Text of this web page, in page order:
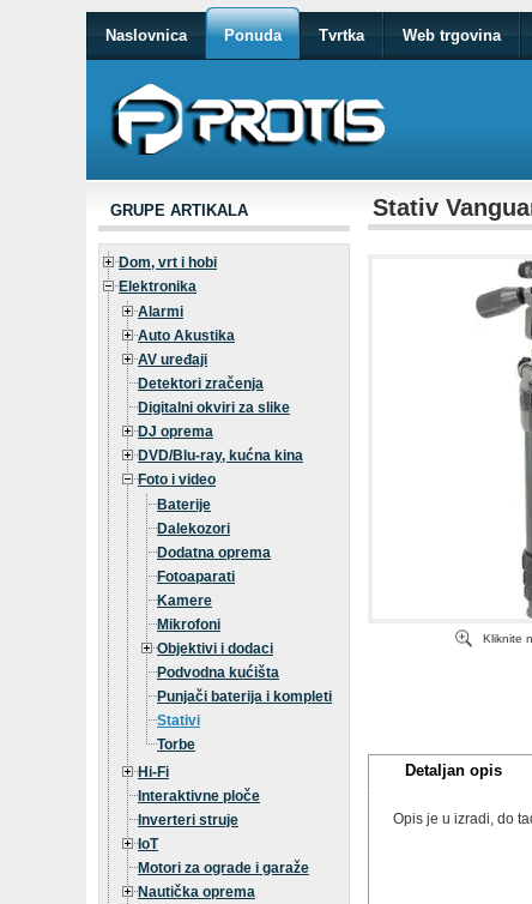
Naslovnica Ponuda Tvrtka Web trgovina
GRUPE ARTIKALA
Dom, vrt i hobi
Elektronika
Alarmi
Auto Akustika
AV uređaji
Detektori zračenja
Digitalni okviri za slike
DJ oprema
DVD/Blu-ray, kućna kina
Foto i video
Baterije
Dalekozori
Dodatna oprema
Fotoaparati
Kamere
Mikrofoni
Objektivi i dodaci
Podvodna kućišta
Punjači baterija i kompleti
Stativi
Torbe
Hi-Fi
Interaktivne ploče
Inverteri struje
IoT
Motori za ograde i garaže
Nautička oprema
Stativ
Kliknite
Detaljan opis
Opis je u izradi, do